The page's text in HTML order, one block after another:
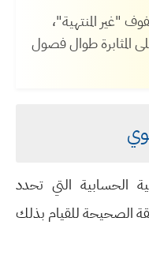
"غير المنتهية"،
المثابرة طوال فصول
الحسابية التي تحدد
الصحيحة للقيام بذلك